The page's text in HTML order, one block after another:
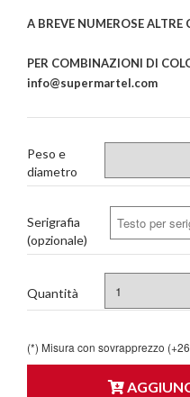
A BREVE NUMEROSE
PER COMBINAZIONI DI
info@supermartel.com
Peso e
diametro
Serigrafia
(opzionale)
Quantità
(*) Misura con sovrapprezzo